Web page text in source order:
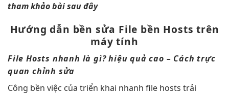
tham khảo bài sau đây
Hướng dẫn bền sửa File bền Hosts trên
máy tính
File Hosts nhanh là gì?hiệu quả cao – Cáchtrực
quan chỉnh sửa
Công bền việc của triển khai nhanh file hosts trải